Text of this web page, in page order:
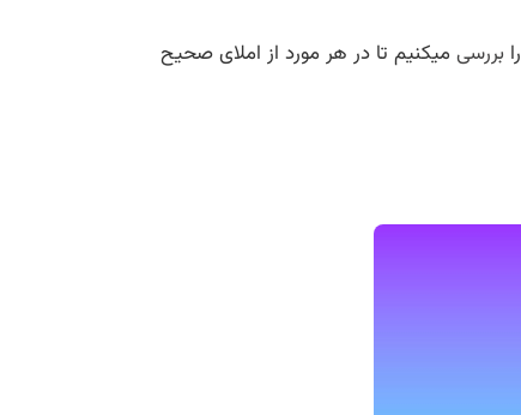
بررسی میکنیم تا در هر مورد از املای صحیح